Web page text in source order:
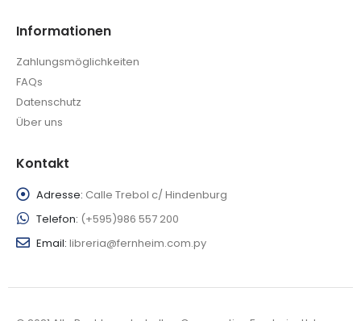
Informationen
Zahlungsmöglichkeiten
FAQs
Datenschutz
Über uns
Kontakt
Adresse: Calle Trebol c/ Hindenburg
Telefon: (+595)986 557 200
Email: libreria@fernheim.com.py